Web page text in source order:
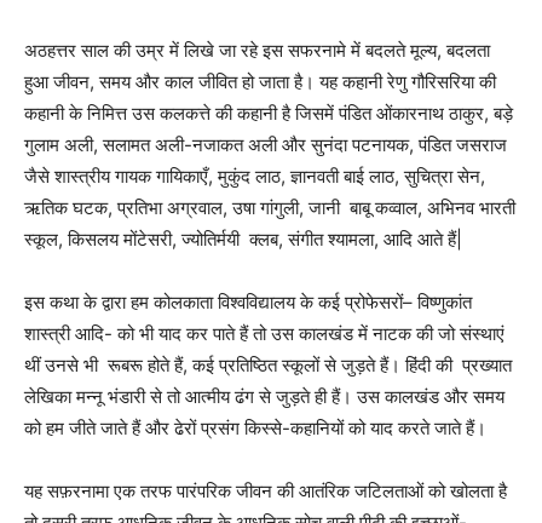
अठहत्तर साल की उम्र में लिखे जा रहे इस सफरनामे में बदलते मूल्य, बदलता
हुआ जीवन, समय और काल जीवित हो जाता है। यह कहानी रेणु गौरिसरिया की
कहानी के निमित्त उस कलकत्ते की कहानी है जिसमें पंडित ओंकारनाथ ठाकुर, बड़े
गुलाम अली, सलामत अली-नजाकत अली और सुनंदा पटनायक, पंडित जसराज
जैसे शास्त्रीय गायक गायिकाएँ, मुकुंद लाठ, ज्ञानवती बाई लाठ, सुचित्रा सेन,
ऋतिक घटक, प्रतिभा अग्रवाल, उषा गांगुली, जानी बाबू कव्वाल, अभिनव भारती
स्कूल, किसलय मोंटेसरी, ज्योतिर्मयी क्लब, संगीत श्यामला, आदि आते हैं|
इस कथा के द्वारा हम कोलकाता विश्वविद्यालय के कई प्रोफेसरों– विष्णुकांत
शास्त्री आदि- को भी याद कर पाते हैं तो उस कालखंड में नाटक की जो संस्थाएं
थीं उनसे भी रूबरू होते हैं, कई प्रतिष्ठित स्कूलों से जुड़ते हैं। हिंदी की प्रख्यात
लेखिका मन्नू भंडारी से तो आत्मीय ढंग से जुड़ते ही हैं। उस कालखंड और समय
को हम जीते जाते हैं और ढेरों प्रसंग किस्से-कहानियों को याद करते जाते हैं।
यह सफ़रनामा एक तरफ पारंपरिक जीवन की आतंरिक जटिलताओं को खोलता है